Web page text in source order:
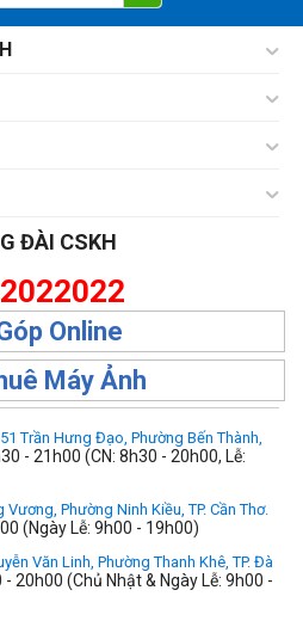
ĐÀI CSKH
Online
Máy Ảnh
Trần Hưng Đạo, Phường Bến Thành,
- 21h00 (CN: 8h30 - 20h00, Lễ:
Vương, Phường Ninh Kiều, TP. Cần Thơ.
(Ngày Lễ: 9h00 - 19h00)
Văn Linh, Phường Thanh Khê, TP. Đà
- 20h00 (Chủ Nhật & Ngày Lễ: 9h00 -